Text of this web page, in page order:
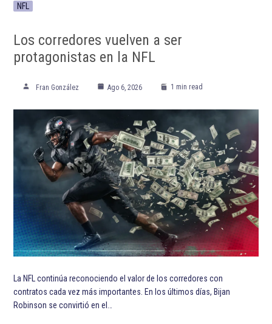
NFL
Los corredores vuelven a ser
protagonistas en la NFL
Fran González Ago 6, 2026 1 min read
La NFL continúa reconociendo el valor de los corredores con
contratos cada vez más importantes. En los últimos días, Bijan
Robinson se convirtió en el…